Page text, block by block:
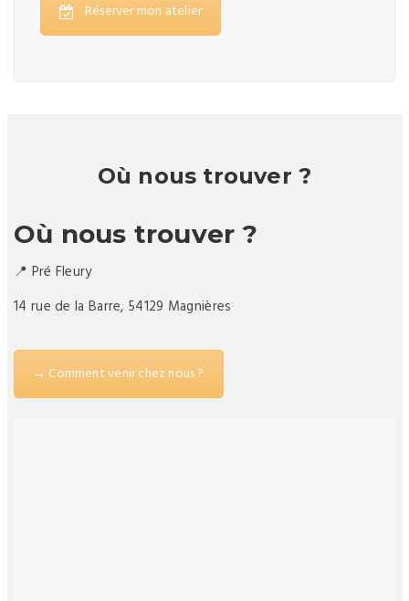
Réserver mon atelier
Où nous trouver ?
Où nous trouver ?
📍 Pré Fleury
14 rue de la Barre, 54129 Magnières
→ Comment venir chez nous ?